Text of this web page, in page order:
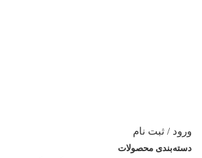
ورود / ثبت نام
دسته‌بندی محصولات